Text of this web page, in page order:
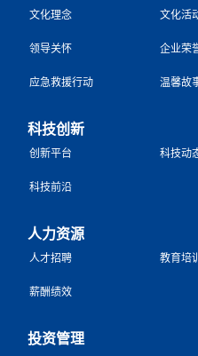
文化理念 文化活
领导关怀 企业荣
应急救援行动 温馨故
科技创新
创新平台 科技动
科技前沿
人力资源
人才招聘 教育培
薪酬绩效
投资管理